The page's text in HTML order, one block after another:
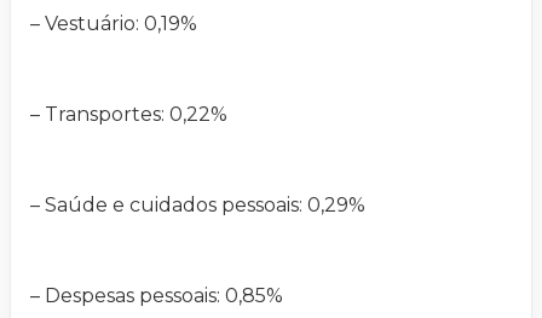
– Vestuário: 0,19%
– Transportes: 0,22%
– Saúde e cuidados pessoais: 0,29%
– Despesas pessoais: 0,85%